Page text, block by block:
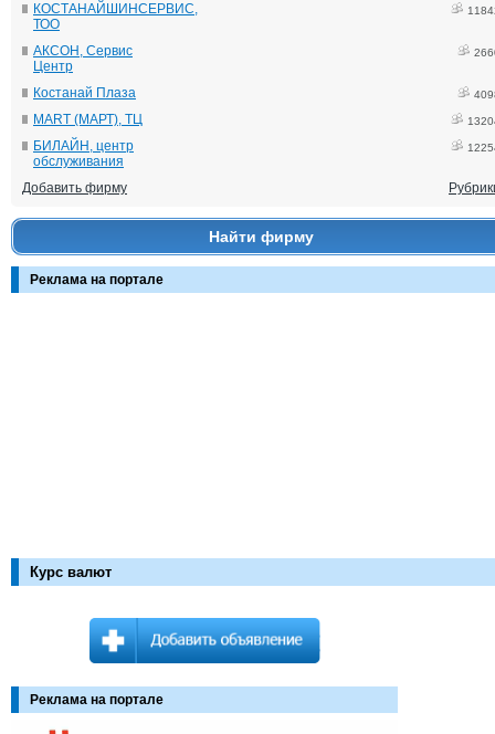
КОСТАНАЙШИНСЕРВИС,
ТОО
АКСОН, Сервис
Центр
Костанай Плаза
MART (МАРТ), ТЦ
БИЛАЙН, центр
обслуживания
Добавить фирму
Найти фирму
Реклама на портале
Курс валют
Реклама на портале